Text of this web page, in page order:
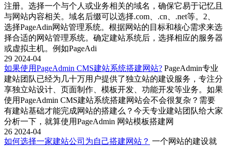
注册。选择一个与个人或业务相关的域名，确保它易于记忆且
与网站内容相关。域名后缀可以选择.com、.cn、.net等。2、
选择PageAdin网站管理系统。根据网站的目标和核心需求来选
择合适的网站管理系统。确定建站系统后，选择相应的服务器
或虚拟主机。例如PageAdi
29 2024-04
如果使用PageAdmin CMS建站系统搭建网站? PageAdmin专业
建站团队已经为几十万用户提供了独立站的建设服务，专注分
享独立站设计、页面制作、模板开发、功能开发等业务。如果
使用PageAdmin CMS建站系统搭建网站会不会很复杂？需要
有建站基础才能完成网站的搭建么？今天专业建站团队给大家
分析一下，就算使用PageAdmin 网站模板搭建网
26 2024-04
如何选择一家建站公司为自己搭建网站？ 一个网站的建设就